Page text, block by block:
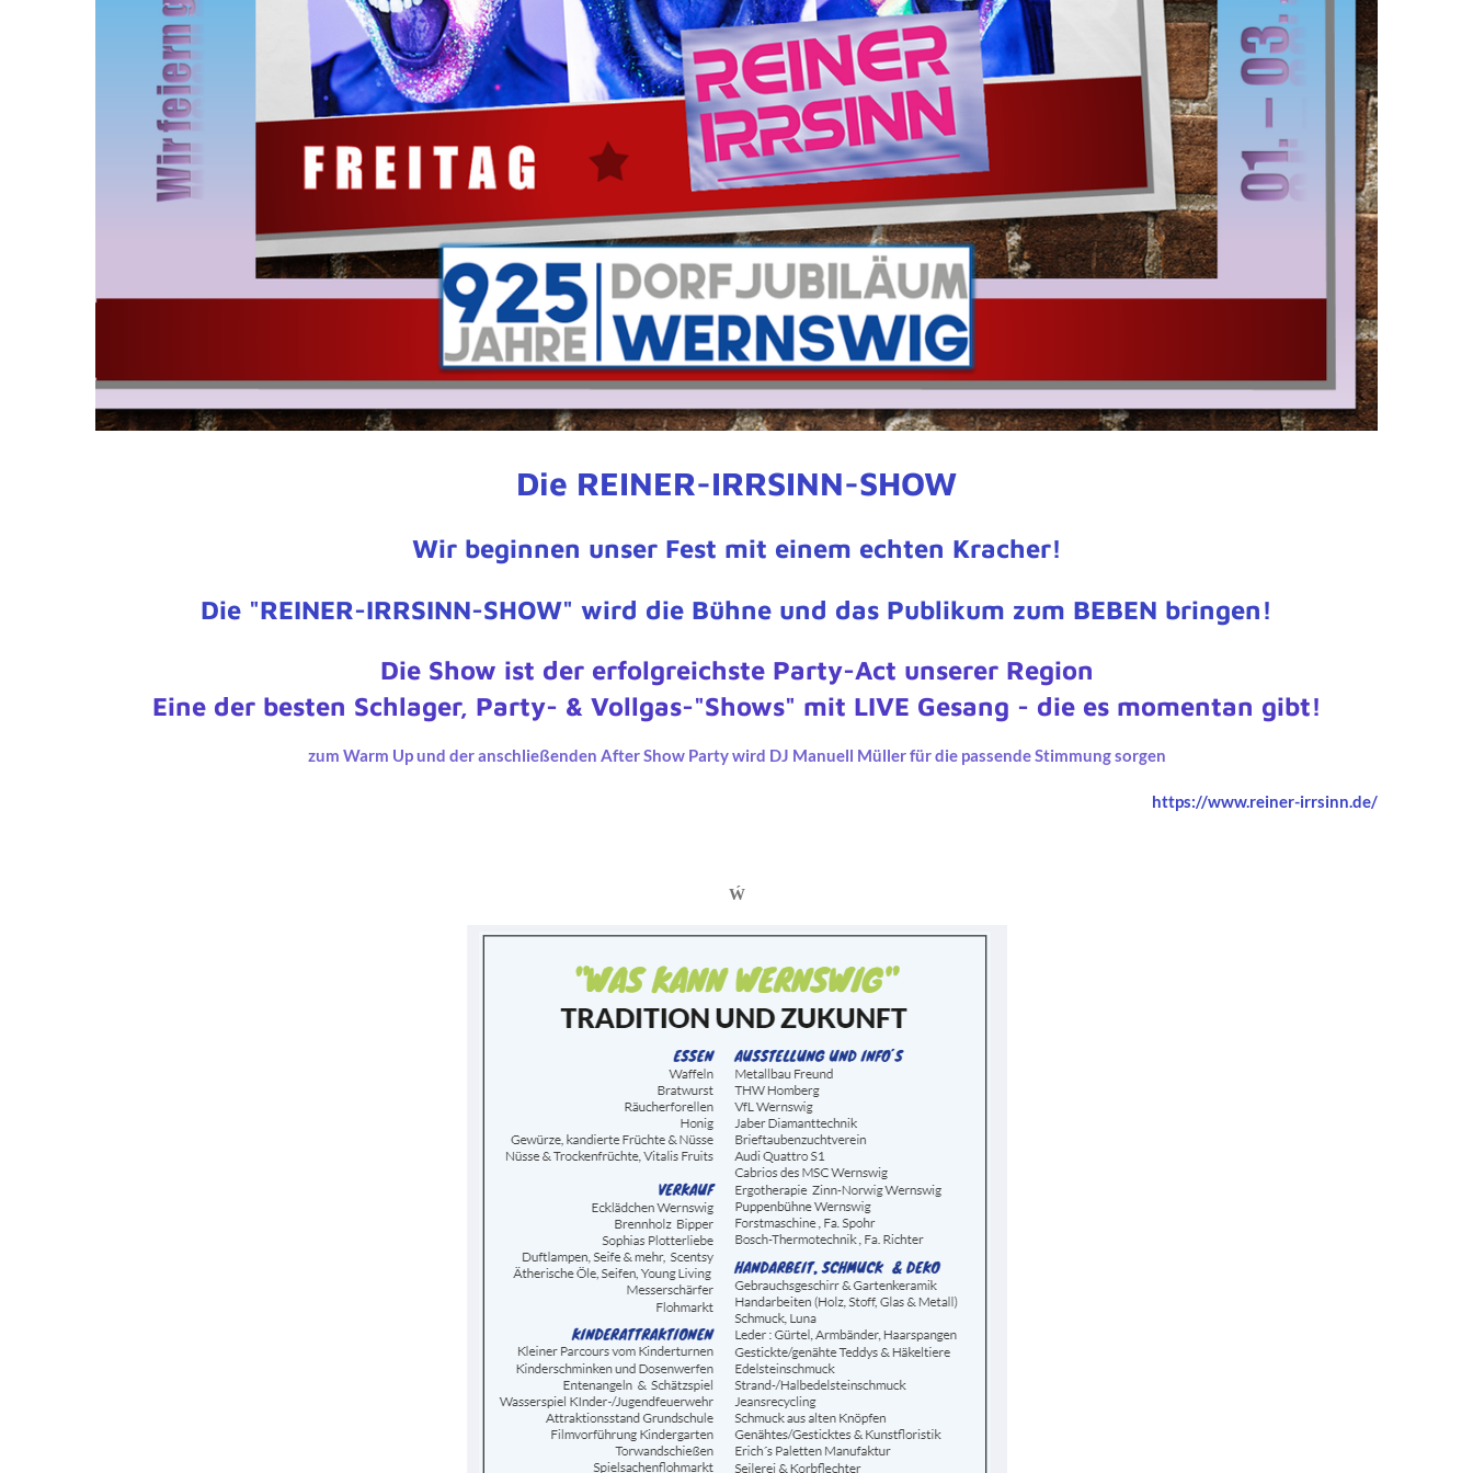
Die REINER-IRRSINN-SHOW
Wir beginnen unser Fest mit einem echten Kracher!
Die "REINER-IRRSINN-SHOW" wird die Bühne und das Publikum zum BEBEN bringen!
Die Show ist der erfolgreichste Party-Act unserer Region
Eine der besten Schlager, Party- & Vollgas-"Shows" mit LIVE Gesang - die es momentan gibt!
zum Warm Up und der anschließenden After Show Party wird DJ Manuell Müller für die passende Stimmung sorgen
https://www.reiner-irrsinn.de/
Ẃ